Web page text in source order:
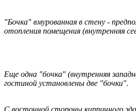
"Бочка" вмурованная в стену -
отопления помещения (внутренняя
Еще одна "бочка" (внутренняя
гостиной установлены две "бочки".